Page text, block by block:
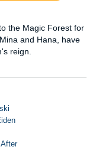
the Magic Forest for
and Hana, have
reign.